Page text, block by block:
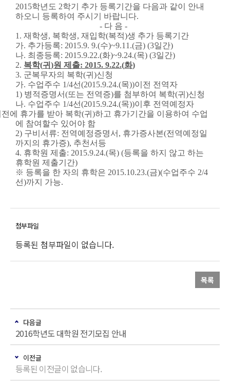
2015학년도 2학기 추가 등록기간을 다음과 같이 안내
하오니 등록하여 주시기 바랍니다.
- 다 음 -
1. 재학생, 복학생, 재입학(복적)생 추가 등록기간
가. 추가등록: 2015.9. 9.(수)~9.11.(금) (3일간)
나. 최종등록: 2015.9.22.(화)~9.24.(목) (3일간)
2. 복학(귀 )원 제출: 2015. 9.22.(화)
3. 군복무자의 복학(귀 )신청
가. 수업주수 1/4선(2015.9.24.(목))이전 전역자
1) 병적증명서(또는 전역증)를 첨부하여 복학(귀 )신청
나. 수업주수 1/4선(2015.9.24.(목))이후 전역예정자
전에 휴가를 받아 복학(귀)하고 휴가기간을 이용하여 수업
에 참여할수 있어야 함
2) 구비서류: 전역예정증명서 , 휴가증사본(전역예정일
까지의 휴가증), 추천서등
4. 휴학원 제출: 2015.9.24.(목) (등록을 하지 않고 하는
휴학원 제출기간)
※ 등록을 한 자의 휴학은 2015.10.23.(금)(수업주수 2/4
선)까지 가능.
등록된 첨부파일이 없습니다.
목록
다음글
2016학년도 대학원 전기모집 안내
이전글
등록된 이전글이 없습니다.